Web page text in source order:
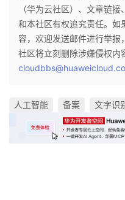
（华为云社区）、文章链
和本社区有权追究责任。如
容，欢迎发送邮件进行举报
社区将立刻删除涉嫌侵权内
人工智能 备案 文字识